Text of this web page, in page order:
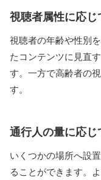
視聴者属性に応
視聴者の年齢や性別
たコンテンツに見直
す。一方で高齢者の
す。
通行人の量に応
いくつかの場所へ設
ることができます。